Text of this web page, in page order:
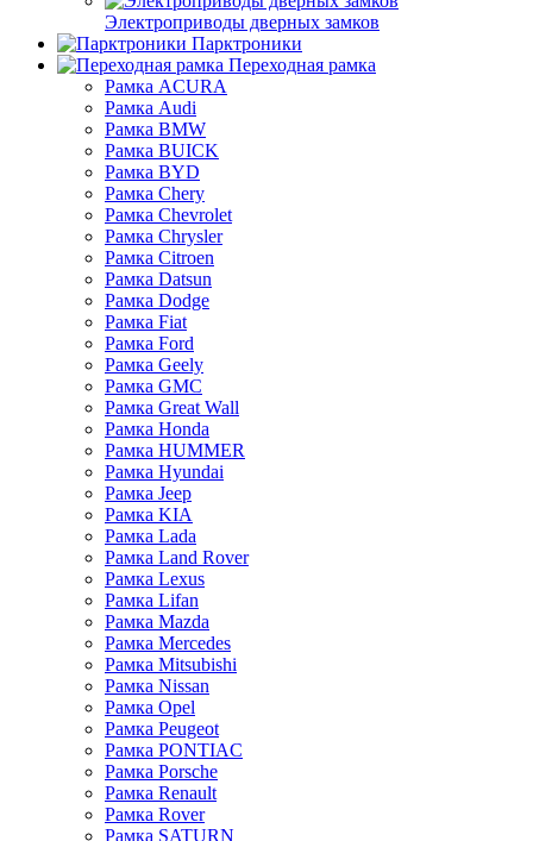
Электроприводы дверных замков
Парктроники
Переходная рамка
Рамка ACURA
Рамка Audi
Рамка BMW
Рамка BUICK
Рамка BYD
Рамка Chery
Рамка Chevrolet
Рамка Chrysler
Рамка Citroen
Рамка Datsun
Рамка Dodge
Рамка Fiat
Рамка Ford
Рамка Geely
Рамка GMC
Рамка Great Wall
Рамка Honda
Рамка HUMMER
Рамка Hyundai
Рамка Jeep
Рамка KIA
Рамка Lada
Рамка Land Rover
Рамка Lexus
Рамка Lifan
Рамка Mazda
Рамка Mercedes
Рамка Mitsubishi
Рамка Nissan
Рамка Opel
Рамка Peugeot
Рамка PONTIAC
Рамка Porsche
Рамка Renault
Рамка Rover
Рамка SATURN